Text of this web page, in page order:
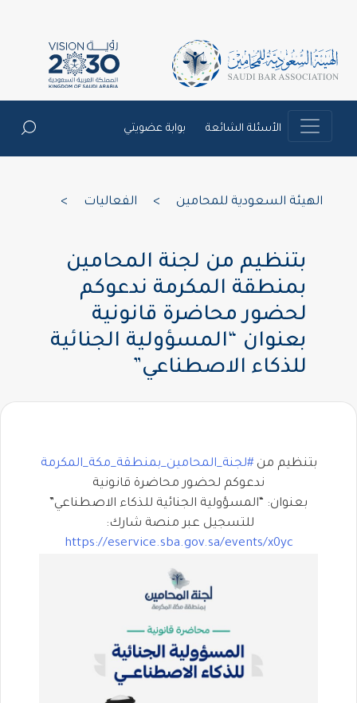
الأسئلة الشائعة بوابة عضويتي
الهيئة السعودية للمحامين الفعاليات
بتنظيم من لجنة المحامين
بمنطقة المكرمة ندعوكم
لحضور محاضرة قانونية
بعنوان “المسؤولية الجنائية
للذكاء الاصطناعي”
بتنظيم من ⁧#لجنة_المحامين_بمنطقة_مكة_المكرمة
⁩
ندعوكم لحضور محاضرة قانونية
بعنوان: “المسؤولية الجنائية للذكاء الاصطناعي”
للتسجيل عبر منصة شارك: ⁦⁩
https://eservice.sba.gov.sa/events/x0yc